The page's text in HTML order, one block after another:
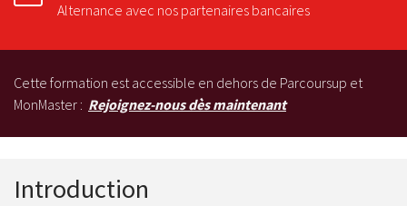
Alternance avec nos partenaires bancaires
Cette formation est accessible en dehors de Parcoursup et
MonMaster : Rejoignez-nous dès maintenant
Introduction